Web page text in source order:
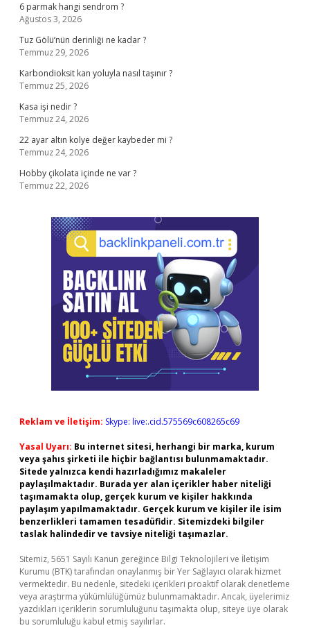
6 parmak hangi sendrom ?
Ağustos 3, 2026
Tuz Gölü’nün derinliği ne kadar ?
Temmuz 29, 2026
Karbondioksit kan yoluyla nasıl taşınır ?
Temmuz 25, 2026
Kasa işi nedir ?
Temmuz 24, 2026
22 ayar altın kolye değer kaybeder mi ?
Temmuz 24, 2026
Hobby çikolata içinde ne var ?
Temmuz 22, 2026
Reklam ve İletişim: Skype: live:.cid.575569c608265c69
Yasal Uyarı: Bu internet sitesi, herhangi bir marka, kurum
veya şahıs şirketi ile hiçbir bağlantısı bulunmamaktadır.
Sitede yalnızca kendi hazırladığımız makaleler
paylaşılmaktadır. Burada yer alan içerikler haber niteliği
taşımamakta olup, gerçek kurum ve kişiler hakkında
paylaşım yapılmamaktadır. Gerçek kurum ve kişiler ile isim
benzerlikleri tamamen tesadüfidir. Sitemizdeki bilgiler
taslak halindedir ve tavsiye niteliği taşımazlar.
Sitemiz, 5651 Sayılı Kanun gereğince Bilgi Teknolojileri ve İletişim
Kurumu (BTK) tarafından onaylanmış bir Yer Sağlayıcı olarak hizmet
vermektedir. Bu nedenle, sitedeki içerikleri proaktif olarak denetleme
veya araştırma yükümlülüğümüz bulunmamaktadır. Ancak, üyelerimiz
yazdıkları içeriklerin sorumluluğunu taşımakta olup, siteye üye olarak
bu sorumluluğu kabul etmiş sayılırlar.